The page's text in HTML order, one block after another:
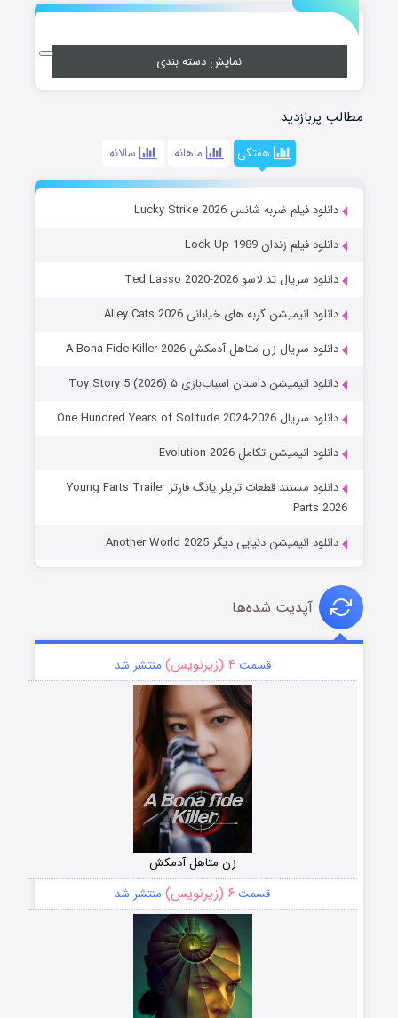
نمایش دسته بندی
مطالب پربازدید
هفتگی ماهانه سالانه
دانلود فیلم ضربه شانس Lucky Strike 2026
دانلود فیلم زندان Lock Up 1989
دانلود سریال تد لاسو Ted Lasso 2020-2026
دانلود انیمیشن گربه های خیابانی Alley Cats 2026
دانلود سریال زن متاهل آدمکش A Bona Fide Killer 2026
دانلود انیمیشن داستان اسباب‌بازی ۵ Toy Story 5 (2026)
دانلود سریال One Hundred Years of Solitude 2024-2026
دانلود انیمیشن تکامل Evolution 2026
دانلود مستند قطعات تریلر یانگ فارتز Young Farts Trailer
Parts 2026
دانلود انیمیشن دنیایی دیگر Another World 2025
آپدیت شده‌ها
قسمت۴ (زیرنویس) منتشر شد
زن متاهل آدمکش
قسمت ۶ (زیرنویس) منتشر شد